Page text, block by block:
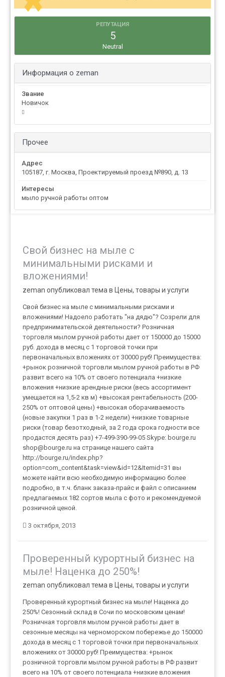
РЕПУТАЦИЯ
5
Neutral
Информация о zeman
Звание
Новичок
Прочее
Адрес
105187, г. Москва, Проектируемый проезд №890, д. 13
Интересы
мыло ручной работы оптом
Свой бизнес на мыле с
минимальными рисками и
вложениями!
zeman опубликовал тема в Цены, товары и услуги
Свой бизнес на мыле с минимальными рисками и
вложениями! Надоело работать "на дядю"? Созрели для
предпринимательской деятельности? Розничная
торговля мылом ручной работы дает от 150000 до 15000
руб. дохода в месяц с 1 торговой точки при
первоначальных вложениях от 30000 руб! Преимущества:
+рынок розничной торговли мылом ручной работы в РФ
развит всего на 10% от своего потенциала +низкие
вложения +низкие арендные риски (весь ассортимент
умещается на 1,5-2 кв м) +высокая рентабельность (200-
250% от оптовой цены) +высокая оборачиваемость
(новые закупки 1 раз в 1-2 недели) +низкие товарные
риски (товар безотходный, за 2 года срока годности все
продастся десять раз) +7-499-390-99-05 Skype: bourge.ru
shop@bourge.ru на странице нашего сайта
http://bourge.ru/index.php?
option=com_content&task=view&id=12&Itemid=31 вы
можете найти всю необходимую информацию более
подробно, в т.ч. бланк заказа-прайс и файл с описанием
предлагаемых 182 сортов мыла с фото и рекомендуемой
розничной ценой.
3 октября, 2013
Проверенный курортный бизнес на
мыле! Наценка до 250%!
zeman опубликовал тема в Цены, товары и услуги
Проверенный курортный бизнес на мыле! Наценка до
250%! Сезонный склад в Сочи по московским ценам!
Розничная торговля мылом ручной работы дает в
сезонные месяцы на черноморском побережье до 150000
дохода в месяц с 1 торговой точки при первоначальных
вложениях от 30000 руб! Преимущества: +рынок
розничной торговли мылом ручной работы в РФ развит
всего на 10% от своего потенциала +низкие вложения